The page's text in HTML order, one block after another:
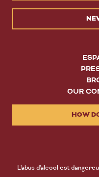
OUR
HOW
L'abus d'alcool est